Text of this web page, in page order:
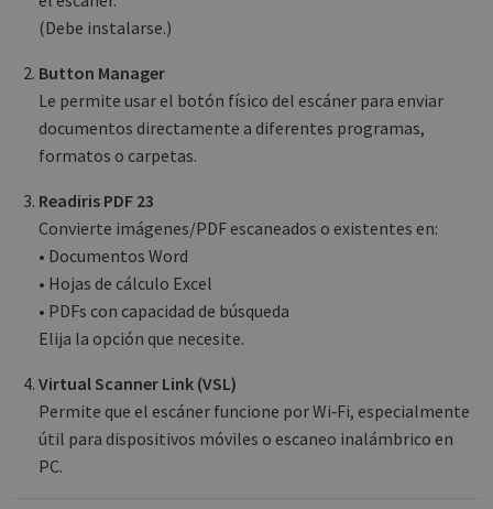
(Debe instalarse.)
Button Manager
Le permite usar el botón físico del escáner para enviar
documentos directamente a diferentes programas,
formatos o carpetas.
Readiris PDF 23
Convierte imágenes/PDF escaneados o existentes en:
• Documentos Word
• Hojas de cálculo Excel
• PDFs con capacidad de búsqueda
Elija la opción que necesite.
Virtual Scanner Link (VSL)
Permite que el escáner funcione por Wi‑Fi, especialmente
útil para dispositivos móviles o escaneo inalámbrico en
PC.